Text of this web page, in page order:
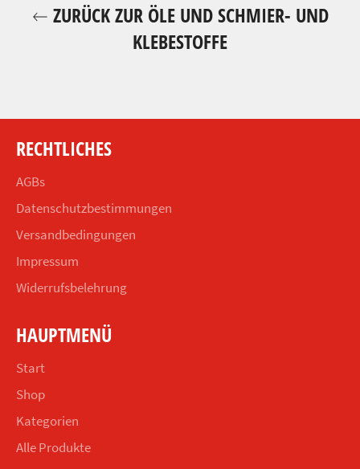
ZURÜCK ZUR ÖLE UND SCHMIER- UND
KLEBESTOFFE
RECHTLICHES
AGBs
Datenschutzbestimmungen
Versandbedingungen
Impressum
Widerrufsbelehrung
HAUPTMENÜ
Start
Shop
Kategorien
Alle Produkte